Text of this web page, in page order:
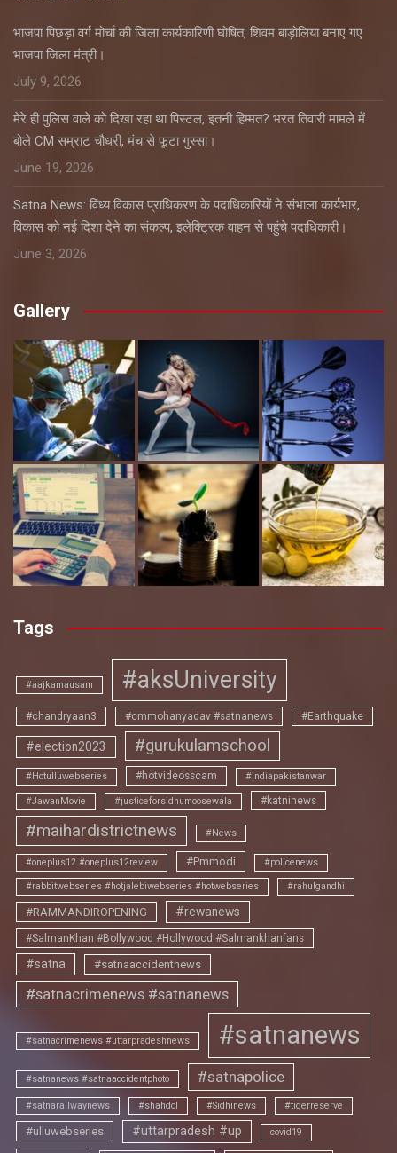
भाजपा पिछड़ा वर्ग मोर्चा की जिला कार्यकारिणी घोषित, शिवम बाड़ोलिया बनाए गए
भाजपा जिला मंत्री।
July 9, 2026
मेरे ही पुलिस वाले को दिखा रहा था पिस्टल, इतनी हिम्मत? भरत तिवारी मामले में
बोले CM सम्राट चौधरी, मंच से फूटा गुस्सा।
June 19, 2026
Satna News: विंध्य विकास प्राधिकरण के पदाधिकारियों ने संभाला कार्यभार,
विकास को नई दिशा देने का संकल्प, इलेक्ट्रिक वाहन से पहुंचे पदाधिकारी।
June 3, 2026
Gallery
Tags
#aajkamausam #aksUniversity
#chandryaan3 #cmmohanyadav #satnanews #Earthquake
#election2023 #gurukulamschool
#Hotulluwebseries #hotvideosscam #indiapakistanwar
#JawanMovie #justiceforsidhumoosewala #katninews
#maihardistrictnews #News
#oneplus12 #oneplus12review #Pmmodi #policenews
#rabbitwebseries #hotjalebiwebseries #hotwebseries #rahulgandhi
#RAMMANDIROPENING #rewanews
#SalmanKhan #Bollywood #Hollywood #Salmankhanfans
#satna #satnaaccidentnews
#satnacrimenews #satnanews
#satnacrimenews #uttarpradeshnews #satnanews
#satnanews #satnaaccidentphoto #satnapolice
#satnarailwaynews #shahdol #Sidhinews #tigerreserve
#ulluwebseries #uttarpradesh #up covid19